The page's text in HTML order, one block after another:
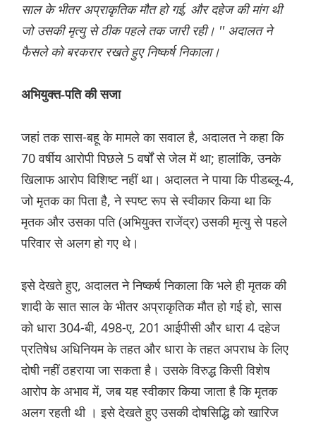
साल के भीतर अप्राकृतिक मौत हो गई, और दहेज की मांग थी
जो उसकी मृत्यु से ठीक पहले तक जारी रही। '' अदालत ने
फैसले को बरकरार रखते हुए निष्कर्ष निकाला।
अभियुक्त-पति की सजा
जहां तक सास-बहू के मामले का सवाल है, अदालत ने कहा कि
70 वर्षीय आरोपी पिछले 5 वर्षों से जेल में था; हालांकि, उनके
खिलाफ आरोप विशिष्ट नहीं था। अदालत ने पाया कि पीडब्लू-4,
जो मृतक का पिता है, ने स्पष्ट रूप से स्वीकार किया था कि
मृतक और उसका पति (अभियुक्त राजेंद्र) उसकी मृत्यु से पहले
परिवार से अलग हो गए थे।
इसे देखते हुए, अदालत ने निष्कर्ष निकाला कि भले ही मृतक की
शादी के सात साल के भीतर अप्राकृतिक मौत हो गई हो, सास
को धारा 304-बी, 498-ए, 201 आईपीसी और धारा 4 दहेज
प्रतिषेध अधिनियम के तहत और धारा के तहत अपराध के लिए
दोषी नहीं ठहराया जा सकता है। उसके विरुद्ध किसी विशेष
आरोप के अभाव में, जब यह स्वीकार किया जाता है कि मृतक
अलग रहती थी । इसे देखते हुए उसकी दोषसिद्धि को खारिज